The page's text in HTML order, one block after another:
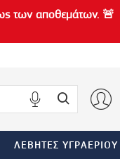
των αποθεμάτων. 🚨
ΛΈΒΗΤΕΣ